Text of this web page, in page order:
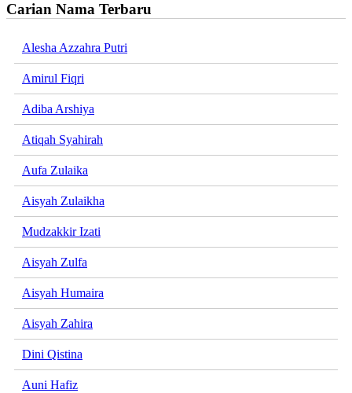
Carian Nama Terbaru
Alesha Azzahra Putri
Amirul Fiqri
Adiba Arshiya
Atiqah Syahirah
Aufa Zulaika
Aisyah Zulaikha
Mudzakkir Izati
Aisyah Zulfa
Aisyah Humaira
Aisyah Zahira
Dini Qistina
Auni Hafiz